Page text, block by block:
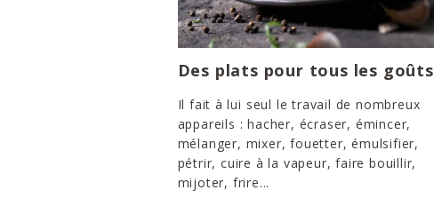
Des plats pour tous les goûts
Il fait à lui seul le travail de nombreux
appareils : hacher, écraser, émincer,
mélanger, mixer, fouetter, émulsifier,
pétrir, cuire à la vapeur, faire bouillir,
mijoter, frire...